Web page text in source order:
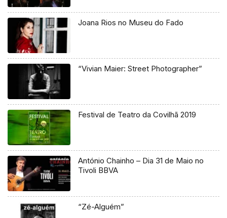
Joana Rios no Museu do Fado
“Vivian Maier: Street Photographer”
Festival de Teatro da Covilhã 2019
António Chainho – Dia 31 de Maio no
Tivoli BBVA
“Zé-Alguém”